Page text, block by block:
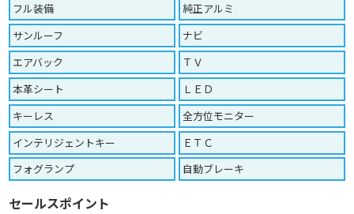
フル装備
純正アルミ
サンルーフ
ナビ
エアバック
ＴＶ
本革シート
ＬＥＤ
キーレス
全方位モニター
インテリジェントキー
ＥＴＣ
フォグランプ
自動ブレーキ
セールスポイント